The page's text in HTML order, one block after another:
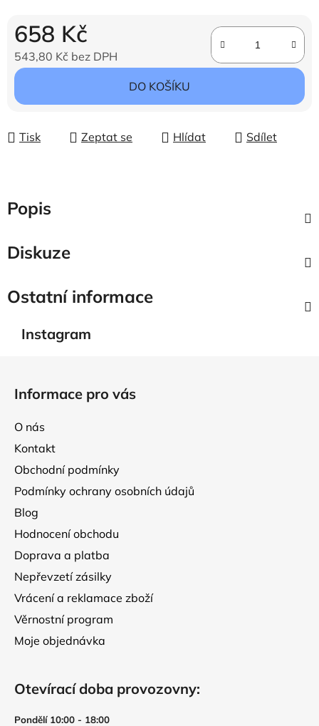
658 Kč
543,80 Kč bez DPH
Měrná cena:
DO KOŠÍKU
Tisk Zeptat se Hlídat Sdílet
Popis
Diskuze
Ostatní informace
Instagram
Informace pro vás
O nás
Kontakt
Obchodní podmínky
Podmínky ochrany osobních údajů
Blog
Hodnocení obchodu
Doprava a platba
Nepřevzetí zásilky
Vrácení a reklamace zboží
Věrnostní program
Moje objednávka
Otevírací doba provozovny:
Pondělí 10:00 - 18:00